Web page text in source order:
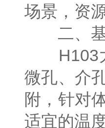
场景，资
二、基
H103大
微孔、介
附，针对
适宜的温